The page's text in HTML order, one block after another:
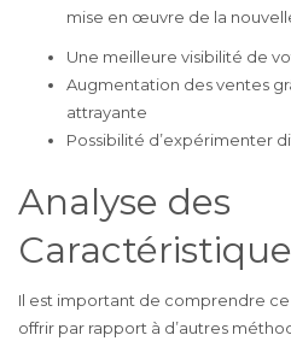
mise en œuvre de la
Une meilleure visibilité de
Augmentation des ventes
attrayante
Possibilité d’expérimenter
Analyse des
Il est important de comprendre
offrir par rapport à d’autres